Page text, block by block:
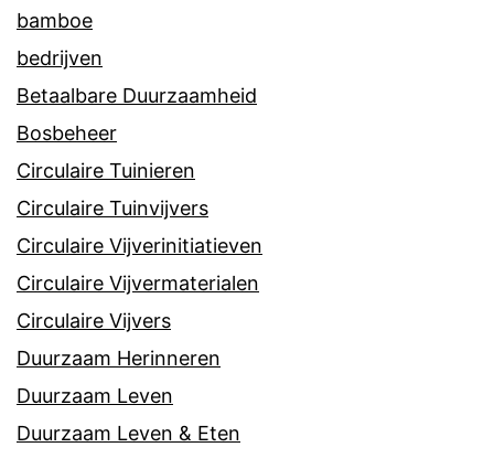
bamboe
bedrijven
Betaalbare Duurzaamheid
Bosbeheer
Circulaire Tuinieren
Circulaire Tuinvijvers
Circulaire Vijverinitiatieven
Circulaire Vijvermaterialen
Circulaire Vijvers
Duurzaam Herinneren
Duurzaam Leven
Duurzaam Leven & Eten